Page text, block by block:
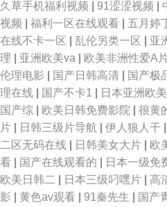
久草手机福利视频
91涩涩视频
视频
福利一区在线观看 五月婷
在线不卡一区
乱伦另类一区 亚
理
亚洲欧美va 欧美非洲性爱A
伦理电影
国产日韩高清 国产极
理在线
国产不卡1 日本亚洲欧
国产综
欧美日韩免费影院 很黄
片
日韩三级片导航 伊人狼人干
二区无码在线
日韩美女大片 欧
看
国产在线观看的 日本一级免
欧美日韩二
日本三级叼嘿片 高
影
黄色av观看 91秦先生 国产